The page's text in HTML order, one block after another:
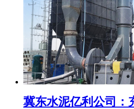
冀东水泥亿利公司：